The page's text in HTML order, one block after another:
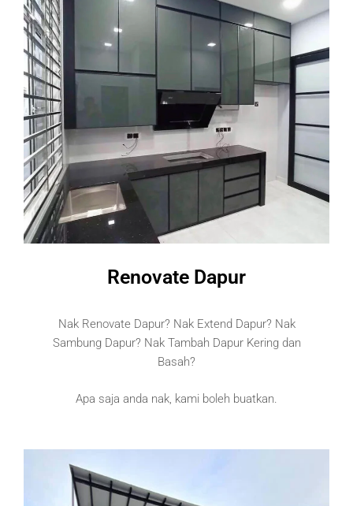
Renovate Dapur
Nak Renovate Dapur? Nak Extend Dapur? Nak
Sambung Dapur? Nak Tambah Dapur Kering dan
Basah?
Apa saja anda nak, kami boleh buatkan.